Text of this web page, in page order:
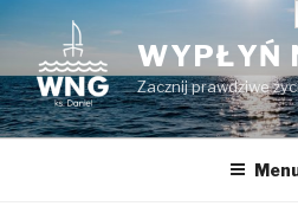
Przeskocz
do
treści
WYPŁYŃ
Zacznij prawdziwe